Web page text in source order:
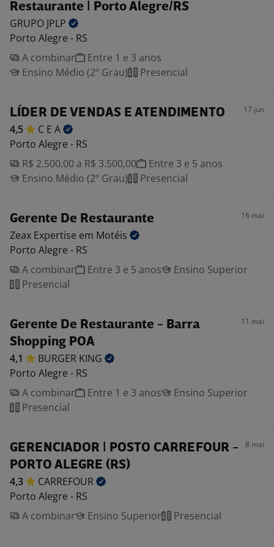
Restaurante | Porto Alegre/RS
GRUPO JPLP
Porto Alegre - RS
A combinar
Entre 1 e 3 anos
Ensino Médio (2º Grau)
Presencial
LÍDER DE VENDAS E ATENDIMENTO 17 jun
4,5 C E A
Porto Alegre - RS
R$ 2.500,00 a R$ 3.500,00
Entre 3 e 5 anos
Ensino Médio (2º Grau)
Presencial
Gerente De Restaurante 16 mai
Zeax Expertise em Motéis
Porto Alegre - RS
A combinar
Entre 3 e 5 anos
Ensino Superior
Presencial
Gerente De Restaurante - Barra
Shopping POA
11 mai
4,1 BURGER KING
Porto Alegre - RS
A combinar
Entre 1 e 3 anos
Ensino Superior
Presencial
GERENCIADOR | POSTO CARREFOUR -
PORTO ALEGRE (RS)
8 mai
4,3
CARREFOUR
Porto Alegre - RS
A combinar
Ensino Superior Presencial